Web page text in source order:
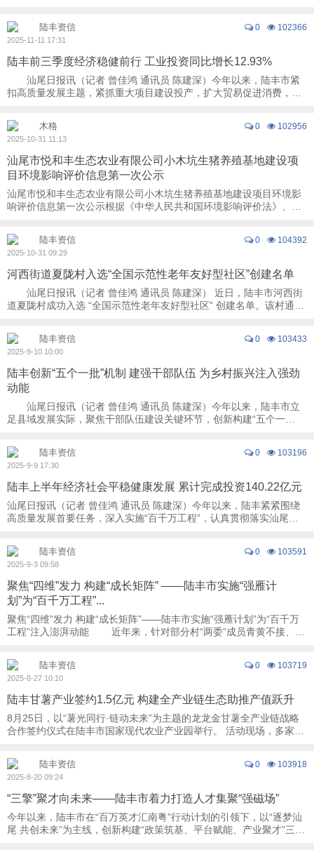
0 102366
陆丰资信
2025-11-11 17:31
陆丰前三季度经济稳健前行 工业投资同比增长12.93%
汕尾日报讯（记者 曾佳鸿 通讯员 陈建深）今年以来，陆丰市紧
扣高质量发展主题，紧抓重大项目建设投产，扩大贸易促进消费，工
0 102956
木格
2025-10-31 11:13
汕尾市悦和丰生态农业有限公司小木坑生猪养殖基地建设项
目环境影响评价信息第一次公示
汕尾市悦和丰生态农业有限公司小木坑生猪养殖基地建设项目环境影
响评价信息第一次公示根据《中华人民共和国环境影响评价法》、
0 104392
陆丰资信
2025-10-31 09:29
河西街道夏陇村入选“全国示范性老年友好型社区”创建名单
汕尾日报讯（记者 曾佳鸿 通讯员 陈建深） 近日，陆丰市河西街
道夏陇村成功入选 “全国示范性老年友好型社区” 创建名单。该村通过
0 103433
陆丰资信
2025-9-10 10:00
陆丰创新“五个一批”机制 建强干部队伍 为乡村振兴注入强劲
动能
汕尾日报讯（记者 曾佳鸿 通讯员 陈建深）今年以来，陆丰市立
足县域发展实际，聚焦干部队伍建设关键环节，创新构建“五个一
0 103196
陆丰资信
2025-9-9 17:30
陆丰上半年经济社会平稳健康发展 累计完成投资140.22亿元
汕尾日报讯（记者 曾佳鸿 通讯员 陈建深）今年以来，陆丰紧紧围绕
高质量发展首要任务，深入实施“百千万工程”，认真贯彻落实汕尾市
0 103591
陆丰资信
2025-9-3 09:58
聚焦“四维”发力 构建“成长矩阵” ——陆丰市实施“强雁计
划”为“百千万工程”...
聚焦“四维”发力 构建“成长矩阵”——陆丰市实施“强雁计划”为“百千万
工程”注入澎湃动能 近年来，针对部分村“两委”成员青黄不接、后
0 103719
陆丰资信
2025-8-27 10:10
陆丰甘薯产业签约1.5亿元 构建全产业链生态助推产值跃升
8月25日，以“薯光同行·链动未来”为主题的龙龙金甘薯全产业链战略
合作签约仪式在陆丰市国家现代农业产业园举行。 活动现场，多家行
0 103918
陆丰资信
2025-8-20 09:24
“三擎”聚才向未来——陆丰市着力打造人才集聚“强磁场”
今年以来，陆丰市在“百万英才汇南粤”行动计划的引领下，以“逐梦汕
尾 共创未来”为主线，创新构建“政策筑基、平台赋能、产业聚才”三擎